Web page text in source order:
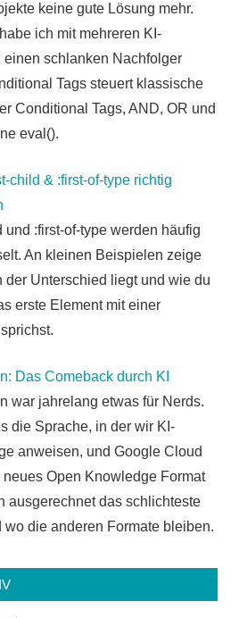
keine gute Lösung mehr.
ich mit mehreren KI-
einen schlanken Nachfolger
Tags steuert klassische
Conditional Tags, AND, OR und
eval().
child & :first-of-type richtig
und :first-of-type werden häufig
An kleinen Beispielen zeige
der Unterschied liegt und wie du
erste Element mit einer
Das Comeback durch KI
war jahrelang etwas für Nerds.
die Sprache, in der wir KI-
anweisen, und Google Cloud
neues Open Knowledge Format
ausgerechnet das schlichteste
wo die anderen Formate bleiben.